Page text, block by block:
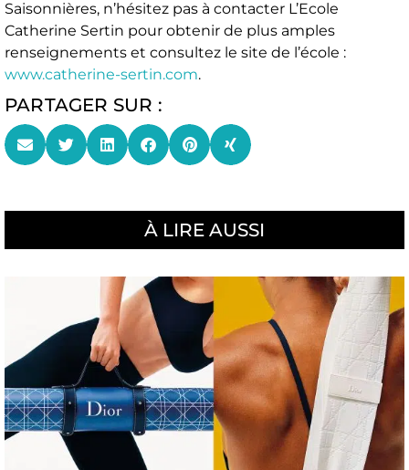
Saisonnières, n’hésitez pas à contacter L’Ecole
Catherine Sertin pour obtenir de plus amples
renseignements et consultez le site de l’école :
www.catherine-sertin.com.
PARTAGER SUR :
À LIRE AUSSI